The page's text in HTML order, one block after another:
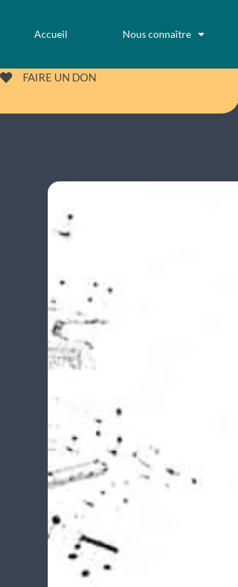
contenu
Accueil Nous connaître
FAIRE UN DON